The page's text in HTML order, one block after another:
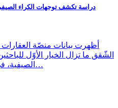
دراسة تكشف توجهات الكراء
الشّقق ما تزال الخيار الأوّل
الصيفية، في حين تواصل جهة الوطن القبلي…